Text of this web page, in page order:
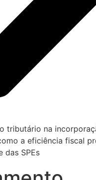
tributário na
a eficiência fiscal
das SPEs